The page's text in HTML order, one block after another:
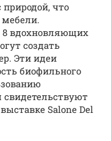
природой, что
мебели.
вдохновляющих
создать
Эти идеи
биофильного
Salone Del